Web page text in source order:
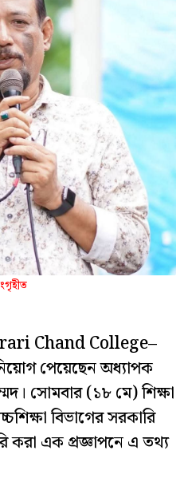
Chand College–
পেয়েছেন অধ্যাপক
সোমবার (১৮ মে) শিক্ষা
বিভাগের সরকারি
এক প্রজ্ঞাপনে এ তথ্য